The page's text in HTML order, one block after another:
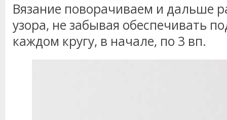
Вязание поворачиваем и дальше
узора, не забывая обеспечивать
каждом кругу, в начале, по 3 вп.